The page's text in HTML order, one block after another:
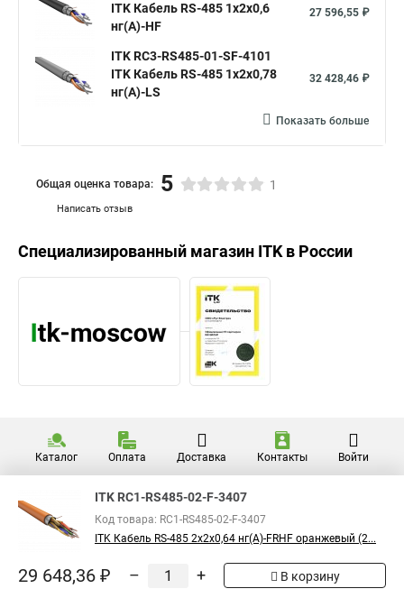
ITK Кабель RS-485 1х2х0,6
нг(А)-HF
27 596,55 ₽
ITK RC3-RS485-01-SF-4101
ITK Кабель RS-485 1х2х0,78
нг(А)-LS
32 428,46 ₽
Показать больше
Написать отзыв
Общая оценка товара: 5 1
Специализированный магазин ITKв России
Каталог Оплата Доставка Контакты Войти
ITK RC1-RS485-02-F-3407
Код товара: RC1-RS485-02-F-3407
ITK Кабель RS-485 2х2х0,64 нг(А)-FRHF оранжевый (2...
29 648,36 ₽ – + В корзину